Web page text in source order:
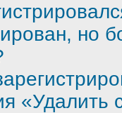
но
«Удалить